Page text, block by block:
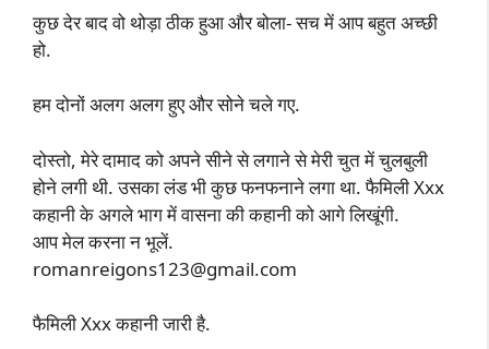
कुछ देर बाद वो थोड़ा ठीक हुआ और बोला- सच में आप बहुत अच्छी
हो.
हम दोनों अलग अलग हुए और सोने चले गए.
दोस्तो, मेरे दामाद को अपने सीने से लगाने से मेरी चुत में चुलबुली
होने लगी थी. उसका लंड भी कुछ फनफनाने लगा था. फैमिली Xxx
कहानी के अगले भाग में वासना की कहानी को आगे लिखूंगी.
आप मेल करना न भूलें.
romanreigons123@gmail.com
फैमिली Xxx कहानी जारी है.